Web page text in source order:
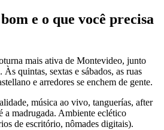
e o que você precisa
mais ativa de Montevideo, junto
quintas, sextas e sábados, as ruas
e arredores se enchem de gente.
música ao vivo, tanguerías, after
a madrugada. Ambiente eclético
de escritório, nômades digitais).